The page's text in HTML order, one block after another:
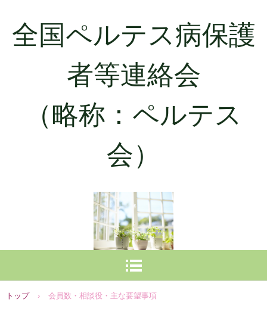
全国ペルテス病保護
者等連絡会
（略称：ペルテス
会）
トップ › 会員数・相談役・主な要望事項